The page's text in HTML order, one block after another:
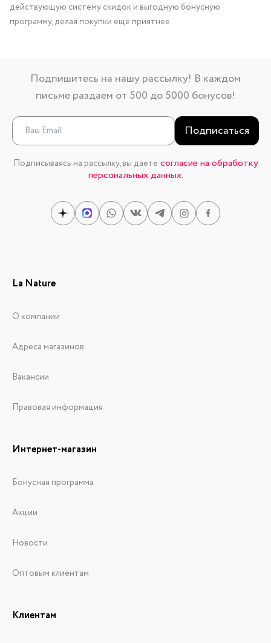
действующую систему скидок и выгодную бонусную
программу, делая покупки еще приятнее.
Подпишитесь на нашу рассылку! В каждом
письме раздаем от 500 до 5000 бонусов!
Подписаться
Подписываясь на рассылку, вы даете согласие на обработку
персональных данных.
La Nature
О компании
Адреса магазинов
Вакансии
Правовая информация
Интернет-магазин
Бонусная программа
Акции
Новости
Оптовым клиентам
Клиентам